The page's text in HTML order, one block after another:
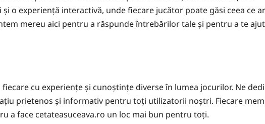
o experiență interactivă, unde fiecare jucător poate găsi ceea ce
mereu aici pentru a răspunde întrebărilor tale și pentru a te
cu experiențe și cunoștințe diverse în lumea jocurilor. Ne
prietenos și informativ pentru toți utilizatorii noștri. Fiecare
a face cetateasuceava.ro un loc mai bun pentru toți.